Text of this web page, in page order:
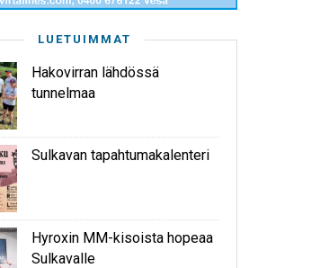
LUETUIMMAT
Hakovirran lähdössä
tunnelmaa
Sulkavan tapahtumakalenteri
Hyroxin MM-kisoista hopeaa
Sulkavalle